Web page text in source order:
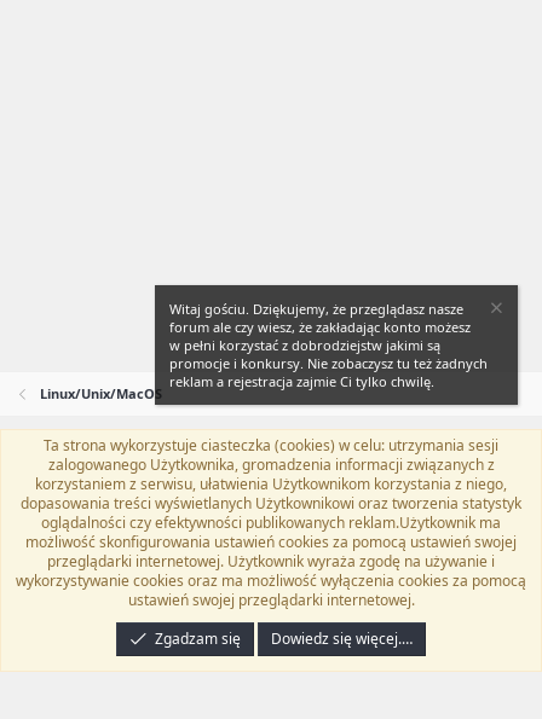
Linux/Unix/MacOS
Flat Awesome + (Parent DO NOT EDIT)
Polski (PL)
Kontakt
Regulamin Polityka prywatności Pomoc
TwitterKontakt
RSS
Community platform by XenForo® © 2010-2024 XenForo Ltd.
programyzadarmo.net.pl . | Xenforo Add-ons
Email Check by MPM.PM
Witaj gościu. Dziękujemy, że przeglądasz nasze
forum ale czy wiesz, że zakładając konto możesz
w pełni korzystać z dobrodziejstw jakimi są
promocje i konkursy. Nie zobaczysz tu też żadnych
reklam a rejestracja zajmie Ci tylko chwilę.
Ta strona wykorzystuje ciasteczka (cookies) w celu: utrzymania sesji
zalogowanego Użytkownika, gromadzenia informacji związanych z
korzystaniem z serwisu, ułatwienia Użytkownikom korzystania z niego,
dopasowania treści wyświetlanych Użytkownikowi oraz tworzenia statystyk
oglądalności czy efektywności publikowanych reklam.Użytkownik ma
możliwość skonfigurowania ustawień cookies za pomocą ustawień swojej
przeglądarki internetowej. Użytkownik wyraża zgodę na używanie i
wykorzystywanie cookies oraz ma możliwość wyłączenia cookies za pomocą
ustawień swojej przeglądarki internetowej.
Zgadzam się
Dowiedz się więcej.…